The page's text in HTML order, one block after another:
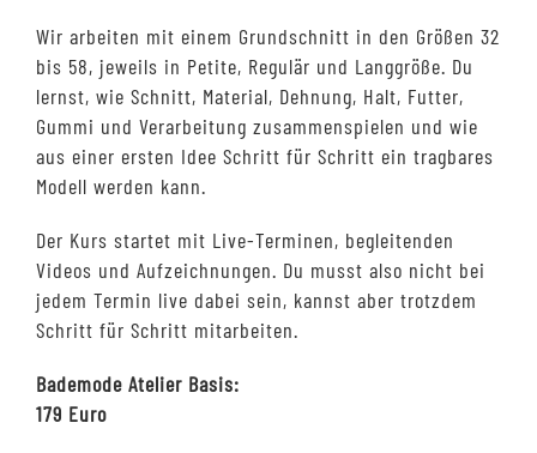
Wir arbeiten mit einem Grundschnitt in den Größen 32
bis 58, jeweils in Petite, Regulär und Langgröße. Du
lernst, wie Schnitt, Material, Dehnung, Halt, Futter,
Gummi und Verarbeitung zusammenspielen und wie
aus einer ersten Idee Schritt für Schritt ein tragbares
Modell werden kann.
Der Kurs startet mit Live-Terminen, begleitenden
Videos und Aufzeichnungen. Du musst also nicht bei
jedem Termin live dabei sein, kannst aber trotzdem
Schritt für Schritt mitarbeiten.
Bademode Atelier Basis:
179 Euro